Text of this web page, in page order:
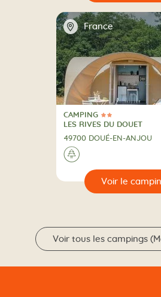
📍 France
2 Étoiles
CAMPING
CAMPING
LES RIVES DU DOUET
49700 DOUÉ-EN-ANJOU
A la
🌲
Voir tous les campings